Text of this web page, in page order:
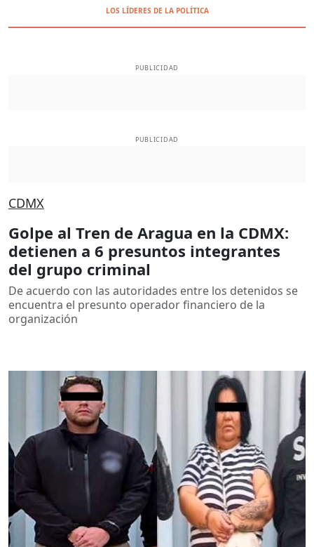
LOS LÍDERES DE LA POLÍTICA
PUBLICIDAD
PUBLICIDAD
CDMX
Golpe al Tren de Aragua en la CDMX:
detienen a 6 presuntos integrantes
del grupo criminal
De acuerdo con las autoridades entre los detenidos se
encuentra el presunto operador financiero de la
organización